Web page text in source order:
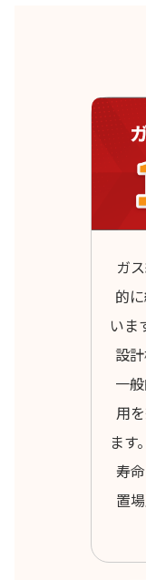
ガ
的
いま
設
一
用
ます
寿
置